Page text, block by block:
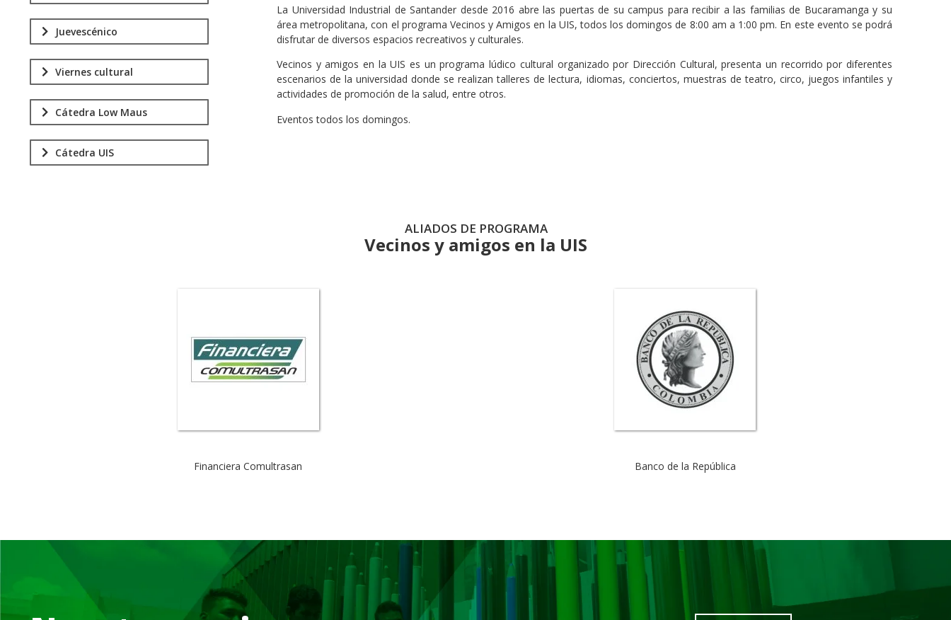
Juevescénico
Viernes cultural
Cátedra Low Maus
Cátedra UIS
La Universidad Industrial de Santander desde 2016 abre las puertas de su campus para recibir a las familias de Bucaramanga y su
área metropolitana, con el programa Vecinos y Amigos en la UIS, todos los domingos de 8:00 am a 1:00 pm. En este evento se podrá
disfrutar de diversos espacios recreativos y culturales.
Vecinos y amigos en la UIS es un programa lúdico cultural organizado por Dirección Cultural, presenta un recorrido por diferentes
escenarios de la universidad donde se realizan talleres de lectura, idiomas, conciertos, muestras de teatro, circo, juegos infantiles y
actividades de promoción de la salud, entre otros.
Eventos todos los domingos.
ALIADOS DE PROGRAMA
Vecinos y amigos en la UIS
Financiera Comultrasan Banco de la República